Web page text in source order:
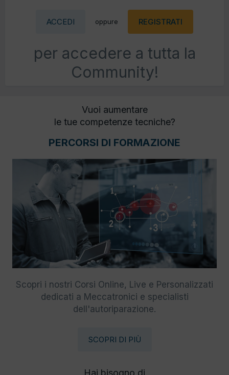
ACCEDI oppure REGISTRATI
per accedere a tutta la
Community!
Vuoi aumentare
le tue competenze tecniche?
PERCORSI DI FORMAZIONE
Scopri i nostri Corsi Online, Live e Personalizzati
dedicati a Meccatronici e specialisti
dell'autoriparazione.
SCOPRI DI PIÙ